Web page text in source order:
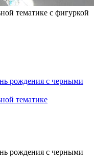
тематике с фигуркой
тематике